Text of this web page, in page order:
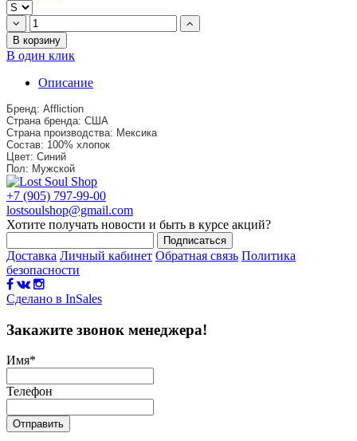
В корзину
В один клик
Описание
Бренд: Affliction
Страна бренда: США
Страна производства: Мексика
Состав: 100% хлопок
Цвет: Синий
Пол: Мужской
+7 (905) 797-99-00
lostsoulshop@gmail.com
Хотите получать новости и быть в курсе акций?
Подписаться
Доставка Личный кабинет Обратная связь Политика
безопасности
Сделано в InSales
Закажите звонок менеджера!
Имя*
Телефон
Отправить